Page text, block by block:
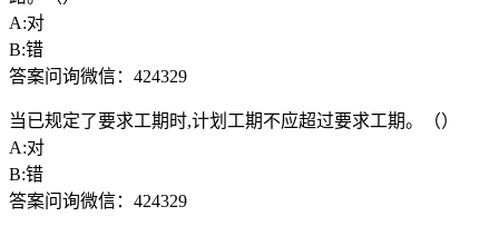
A:对
B:错
答案问询微信：424329
当已规定了要求工期时,计划工期不应超过要求工期。（）
A:对
B:错
答案问询微信：424329